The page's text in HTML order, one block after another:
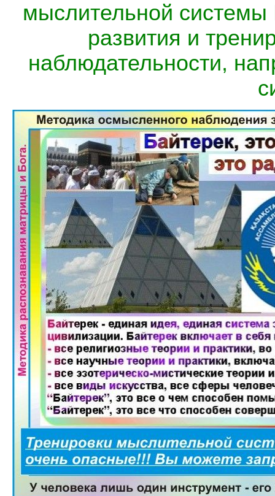
мыслительной системы
развития и
наблюдательности,